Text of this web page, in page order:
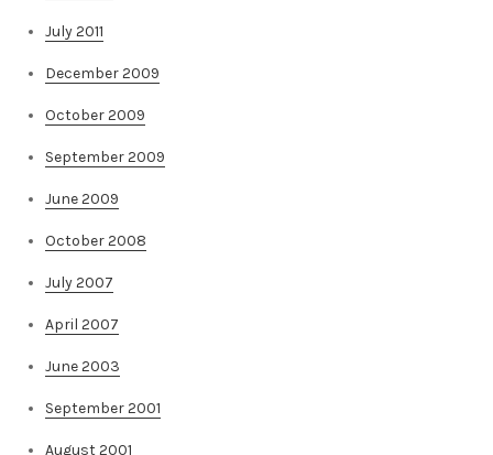
July 2011
December 2009
October 2009
September 2009
June 2009
October 2008
July 2007
April 2007
June 2003
September 2001
August 2001